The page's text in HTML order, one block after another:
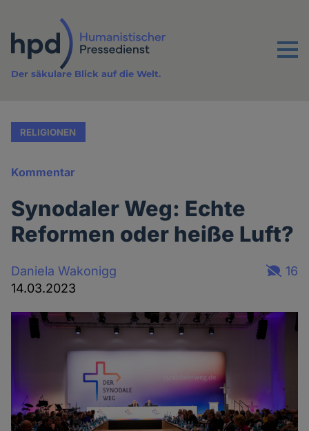
Inhalt
Menu
Der säkulare Blick auf die Welt.
RELIGIONEN
Kommentar
Synodaler Weg: Echte
Reformen oder heiße Luft?
Daniela Wakonigg
14.03.2023
16